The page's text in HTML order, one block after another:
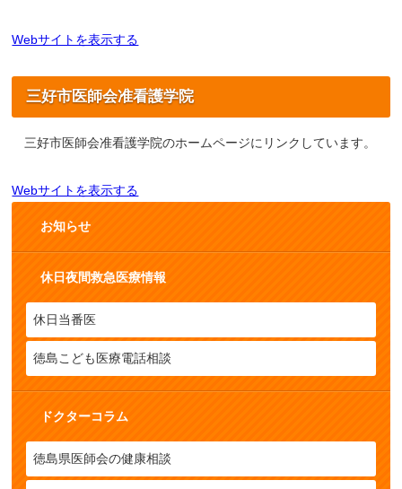
Webサイトを表示する
三好市医師会准看護学院
三好市医師会准看護学院のホームページにリンクしています。
Webサイトを表示する
お知らせ
休日夜間救急医療情報
休日当番医
徳島こども医療電話相談
ドクターコラム
徳島県医師会の健康相談